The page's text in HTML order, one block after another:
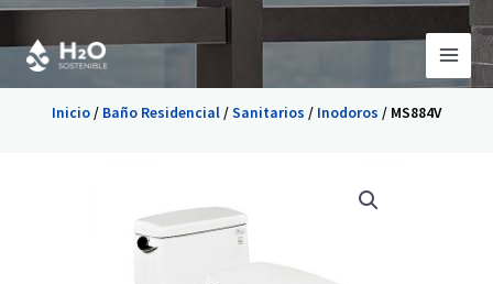
Ir
al
contenido
Inicio/ Baño Residencial/Sanitarios / Inodoros / MS884V